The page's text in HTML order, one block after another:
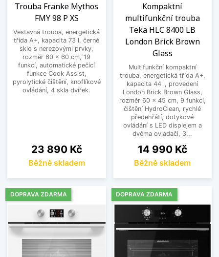
Trouba Franke Mythos
FMY 98 P XS
Vestavná trouba, energetická
třída A+, kapacita 73 l, černé
sklo s nerezovými prvky,
rozměr 60 x 60 cm, 19
funkcí, automatické pečící
funkce Cook Assist,
pyrolytické čištění, knoflíkové
ovládání, 4 skla dvířek.
Cena
23 890 Kč
Běžně skladem
Kompaktní
multifunkční trouba
Teka HLC 8400 LB
London Brick Brown
Glass
Multifunkční kompaktní
trouba, energetická třída A+,
kapacita 44 l, provedení
London Brick Brown Glass,
rozměr 60 x 45 cm, 9 funkcí,
čištění HydroClean, rychlé
předehřátí, dotykové
ovládání s LED displejem a
dvěma ovladači, 3...
Cena
14 990 Kč
Běžně skladem
DOPRAVA ZDARMA DOPRAVA ZDARMA